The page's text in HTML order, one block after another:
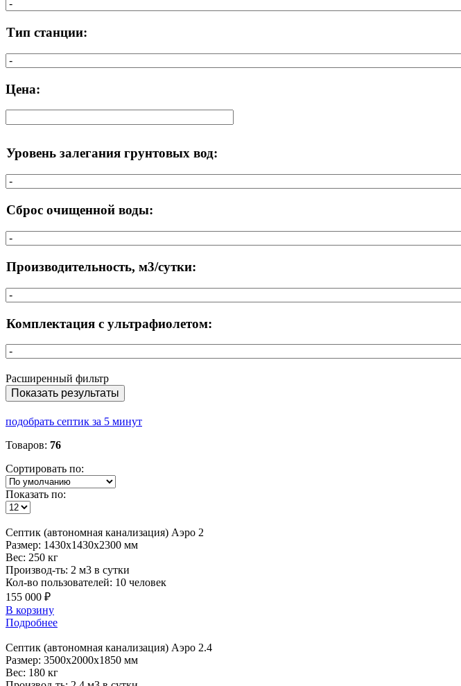
Тип станции:
Цена:
Уровень залегания грунтовых вод:
Сброс очищенной воды:
Производительность, м3/сутки:
Комплектация с ультрафиолетом:
Расширенный фильтр
Показать результаты
подобрать септик за 5 минут
Товаров: 76
Сортировать по:
Показать по:
Септик (автономная канализация) Аэро 2
Размер: 1430x1430x2300 мм
Вес: 250 кг
Производ-ть: 2 м3 в сутки
Кол-во пользователей: 10 человек
155 000 ₽
В корзину
Подробнее
Септик (автономная канализация) Аэро 2.4
Размер: 3500x2000x1850 мм
Вес: 180 кг